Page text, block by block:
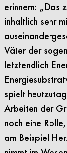
erinnern: „Das
inhaltlich sehr
Väter der
letztendlich
spielt
Arbeiten der
noch eine
am Beispiel